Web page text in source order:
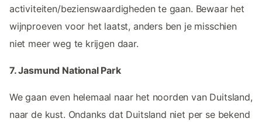
activiteiten/bezienswaardigheden te gaan. Bewaar het
wijnproeven voor het laatst, anders ben je misschien
niet meer weg te krijgen daar.
7. Jasmund National Park
We gaan even helemaal naar het noorden van Duitsland,
naar de kust. Ondanks dat Duitsland niet per se bekend